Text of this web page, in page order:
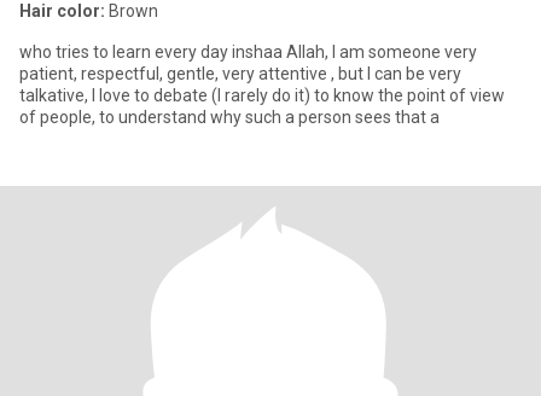
Hair color: Brown
who tries to learn every day inshaa Allah, I am someone very
patient, respectful, gentle, very attentive , but I can be very
talkative, I love to debate (I rarely do it) to know the point of view
of people, to understand why such a person sees that a